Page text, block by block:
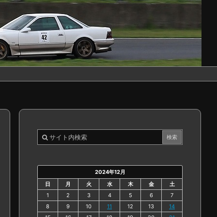
2024年12月
日
月 火 水 木 金
土
1
2 3 4 5 6
7
8
9 10 11 12 13
14